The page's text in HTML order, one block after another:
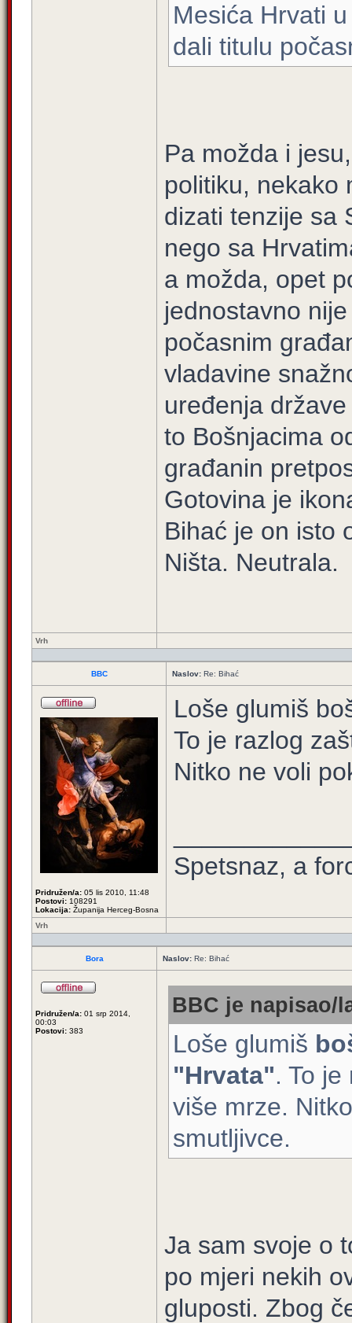
Mesića Hrvati
dali titulu
Pa možda i
politiku, nekako
dizati tenzije sa
nego sa
a možda, opet
jednostavno
počasnim
vladavine
uređenja
to Bošnjacima
građanin
Gotovina je
Bihać je on isto
Ništa. Neutrala.
Vrh
BBC Naslov: Re: Bihać
Pridružen/a: 05 lis 2010, 11:48
Postovi: 108291
Lokacija: Županija Herceg-Bosna
Loše glumiš
To je razlog
Nitko ne voli
Spetsnaz, a
Vrh
Bora Naslov: Re: Bihać
Pridružen/a: 01 srp 2014,
00:03
Postovi: 383
BBC je napisao/
Loše glumiš
"Hrvata". To
više mrze.
smutljivce.
Ja sam svoje o
po mjeri nekih
gluposti. Zbog